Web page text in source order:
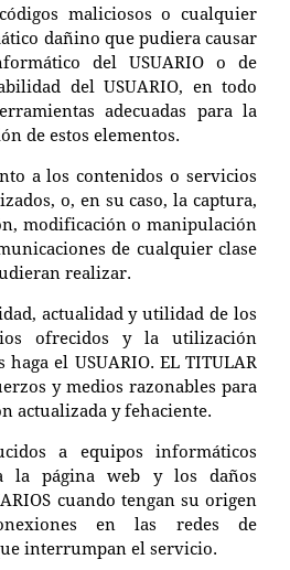
maliciosos o cualquier
dañino que pudiera causar
del USUARIO o de
del USUARIO, en todo
adecuadas para la
de estos elementos.
a los contenidos o servicios
o, en su caso, la captura,
modificación o manipulación
de cualquier clase
realizar.
actualidad y utilidad de los
ofrecidos y la utilización
el USUARIO. EL TITULAR
y medios razonables para
actualizada y fehaciente.
a equipos informáticos
la página web y los daños
cuando tengan su origen
en las redes de
interrumpan el servicio.